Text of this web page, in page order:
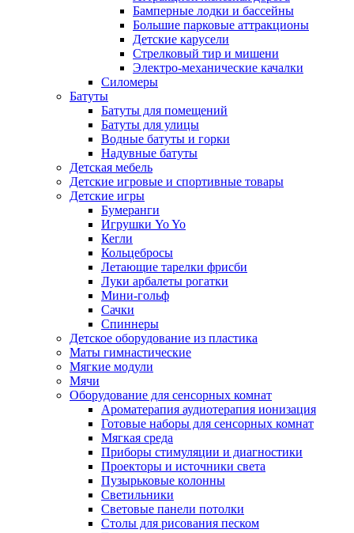
Бамперные лодки и бассейны
Большие парковые аттракционы
Детские карусели
Стрелковый тир и мишени
Электро-механические качалки
Силомеры
Батуты
Батуты для помещений
Батуты для улицы
Водные батуты и горки
Надувные батуты
Детская мебель
Детские игровые и спортивные товары
Детские игры
Бумеранги
Игрушки Yo Yo
Кегли
Кольцебросы
Летающие тарелки фрисби
Луки арбалеты рогатки
Мини-гольф
Сачки
Спиннеры
Детское оборудование из пластика
Маты гимнастические
Мягкие модули
Мячи
Оборудование для сенсорных комнат
Ароматерапия аудиотерапия ионизация
Готовые наборы для сенсорных комнат
Мягкая среда
Приборы стимуляции и диагностики
Проекторы и источники света
Пузырьковые колонны
Светильники
Световые панели потолки
Столы для рисования песком